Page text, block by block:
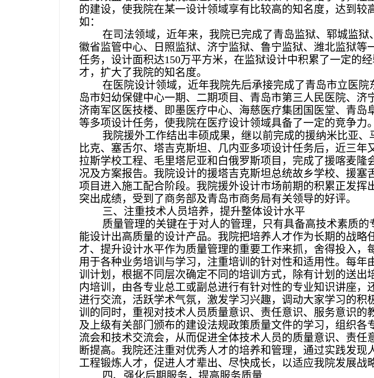
的建设，使我院在某一设计领域享有比较高的知名度，达到较
如：
在司法领域，近年来，我院已完成了青岛监狱、郓城监狱
徽省监管中心、日照监狱、济宁监狱、鲁宁监狱、潍北监狱等
任务，设计面积达150万平方米，在监狱设计中积累了一定的
才，扩大了我院的知名度。
在医院设计领域，近年我院先后承接完成了青岛市立医院
岛市妇幼保健中心一期、二期项目、青岛市第三人民医院、济
济南军区医技楼、即墨医疗中心、海慈医疗集团国医堂、青岛
等多项设计任务，使我院在医疗设计领域具备了一定的竞争力。
我院援外工作结出丰硕成果，继以前完成的援纳米比亚、
比克、塞舌尔、塔吉克斯坦、几内亚多项设计任务后，近三年
拉斯学校工程、毛里塔尼亚和白俄罗斯项目，完成了援喀麦隆
况及方案报告。我院设计的援塔吉克斯坦总统故乡学校、援塞
项目进入施工配合阶段。我院援外设计市场前期的积累正发挥
突出成绩，受到了商务部及青岛市商务局有关领导的好评。
三、 注重技术人员培养，提升整体设计水平
质量管理的关键在于对人的管理，只有具备高技术素质的
能设计出高质量的设计产品。我院把培养人才作为长期的战略
才、提升设计水平作为质量管理的重要工作来抓，舍得投入，
用于各种业务培训与学习，注重培训的针对性和适用性。每年
训计划，根据不同层次确定不同的培训方式，除有计划的送出
内培训，由各专业总工或副总进行有针对性的专业知识讲座，
进行交流，活跃学术气氛，激发学习兴趣，调动大家学习的积
训的同时，重视对技术人员质量意识、责任意识、服务意识的
及上级有关部门颁布的建设法规政策质量文件的学习，组织各
流会和技术交流会，从而促进全体技术人员的质量意识、责任
断提高。我院还注重对优秀人才的培养和管理，通过实践发现
工程锻炼人才，促进人才辈出、尽快成长，以适应我院发展战
四、 强化后期服务，提高服务质量